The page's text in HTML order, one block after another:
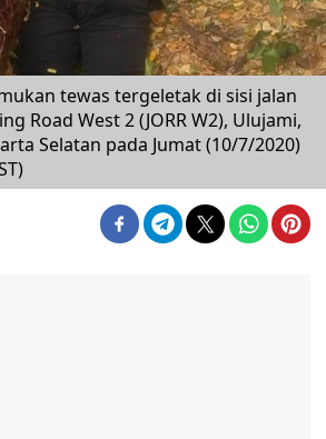
tewas tergeletak di sisi jalan
Road West 2 (JORR W2), Ulujami,
Selatan pada Jumat (10/7/2020)